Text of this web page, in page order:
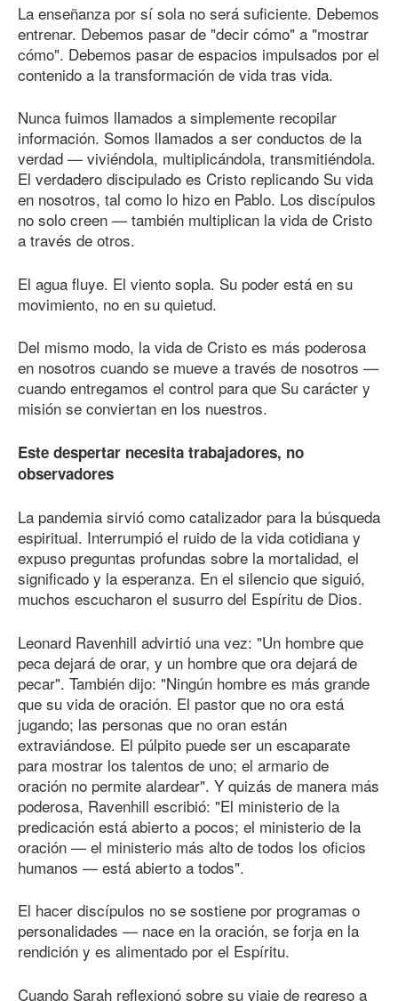
La enseñanza por sí sola no será suficiente. Debemos
entrenar. Debemos pasar de "decir cómo" a "mostrar
cómo". Debemos pasar de espacios impulsados por el
contenido a la transformación de vida tras vida.
Nunca fuimos llamados a simplemente recopilar
información. Somos llamados a ser conductos de la
verdad — viviéndola, multiplicándola, transmitiéndola.
El verdadero discipulado es Cristo replicando Su vida
en nosotros, tal como lo hizo en Pablo. Los discípulos
no solo creen — también multiplican la vida de Cristo
a través de otros.
El agua fluye. El viento sopla. Su poder está en su
movimiento, no en su quietud.
Del mismo modo, la vida de Cristo es más poderosa
en nosotros cuando se mueve a través de nosotros —
cuando entregamos el control para que Su carácter y
misión se conviertan en los nuestros.
Este despertar necesita trabajadores, no
observadores
La pandemia sirvió como catalizador para la búsqueda
espiritual. Interrumpió el ruido de la vida cotidiana y
expuso preguntas profundas sobre la mortalidad, el
significado y la esperanza. En el silencio que siguió,
muchos escucharon el susurro del Espíritu de Dios.
Leonard Ravenhill advirtió una vez: "Un hombre que
peca dejará de orar, y un hombre que ora dejará de
pecar". También dijo: "Ningún hombre es más grande
que su vida de oración. El pastor que no ora está
jugando; las personas que no oran están
extraviándose. El púlpito puede ser un escaparate
para mostrar los talentos de uno; el armario de
oración no permite alardear". Y quizás de manera más
poderosa, Ravenhill escribió: "El ministerio de la
predicación está abierto a pocos; el ministerio de la
oración — el ministerio más alto de todos los oficios
humanos — está abierto a todos".
El hacer discípulos no se sostiene por programas o
personalidades — nace en la oración, se forja en la
rendición y es alimentado por el Espíritu.
Cuando Sarah reflexionó sobre su viaje de regreso a